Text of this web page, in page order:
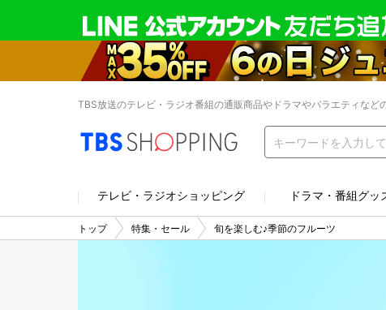
TBS放送のテレビ・ラジオ番組の通販商品やドラマやバラエティなど
テレビ・ラジオショッピング ドラマ・番組グッ
トップ 特集・セール 旬を楽しむ♪季節のフルーツ